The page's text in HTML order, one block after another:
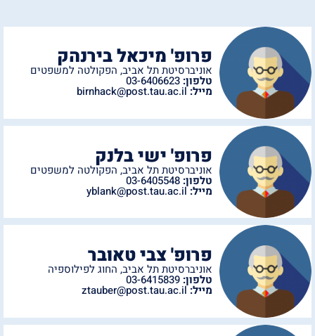
פרופ' מיכאל בירנהק
אוניברסיטת תל אביב, הפקולטה למשפטים
טלפון: 03-6406623
מייל:birnhack@post.tau.ac.il
פרופ' ישי בלנק
אוניברסיטת תל אביב, הפקולטה למשפטים
טלפון: 03-6405548
מייל:yblank@post.tau.ac.il
פרופ' צבי טאובר
אוניברסיטת תל אביב, החוג לפילוספיה
טלפון: 03-6415839
מייל:ztauber@post.tau.ac.il